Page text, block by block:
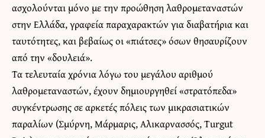
ασχολούνται μόνο με την προώθηση λαθρομεταναστών
στην Ελλάδα, γραφεία παραχαρακτών για διαβατήρια και
ταυτότητες, και βεβαίως οι «πιάτσες» όσων θησαυρίζουν
από την «δουλειά».
Τα τελευταία χρόνια λόγω του μεγάλου αριθμού
λαθρομεταναστών, έχουν δημιουργηθεί «στρατόπεδα»
συγκέντρωσης σε αρκετές πόλεις των μικρασιατικών
παραλίων (Σμύρνη, Μάρμαρις, Αλικαρνασσός, Turgut